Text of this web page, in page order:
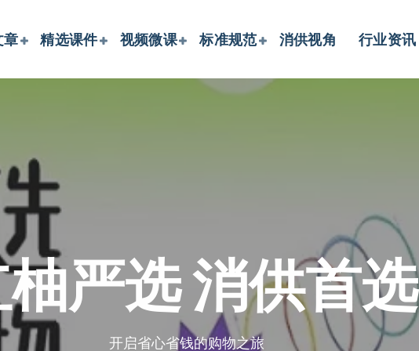
章 精选课件 视频微课 标准规范 消供视角 行业资讯
严选 消供首选
开启省心省钱的购物之旅